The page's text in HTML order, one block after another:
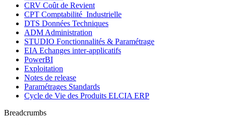
CRV Coût de Revient
CPT Comptabilité_Industrielle
DTS Données Techniques
ADM Administration
STUDIO Fonctionnalités & Paramétrage
EIA Echanges inter-applicatifs
PowerBI
Exploitation
Notes de release
Paramétrages Standards
Cycle de Vie des Produits ELCIA ERP
Breadcrumbs